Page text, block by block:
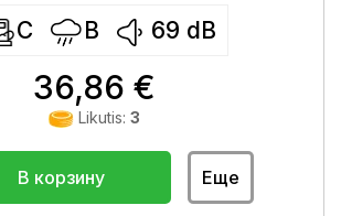
C B 69 dB
36,86 €
Likutis: 3
В корзину Еще